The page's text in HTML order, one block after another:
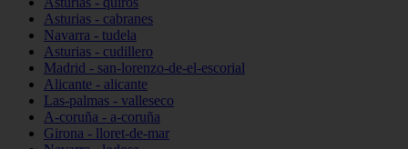
Asturias - cabranes
Navarra - tudela
Asturias - cudillero
Madrid - san-lorenzo-de-el-escorial
Alicante - alicante
Las-palmas - valleseco
A-coruña - a-coruña
Girona - lloret-de-mar